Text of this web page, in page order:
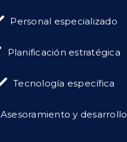
Personal especializado
Planificación estratégica
Tecnología específica
Asesoramiento y desarrollo